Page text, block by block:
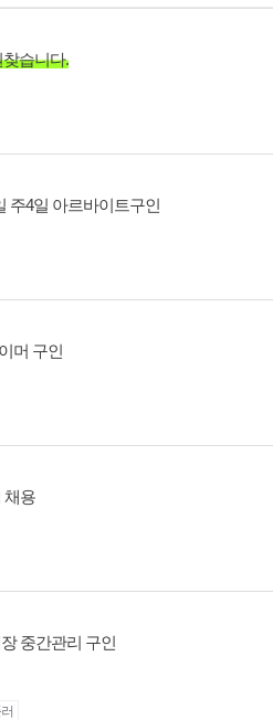
습니다.
주4일 아르바이트구인
머 구인
채용
중간관리 구인